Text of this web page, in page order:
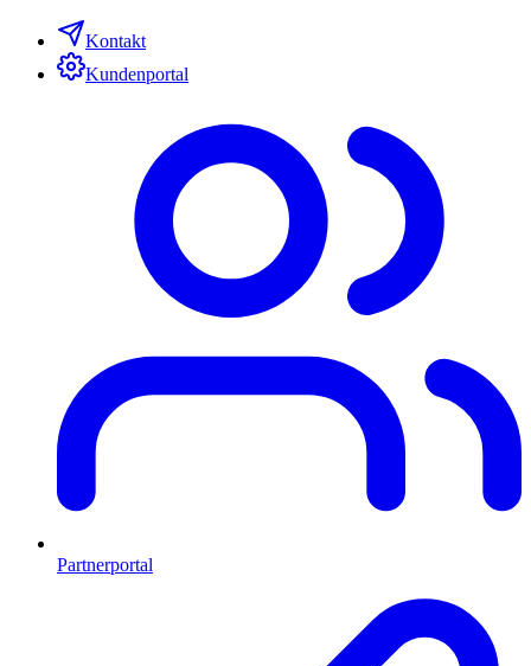
Kontakt
Kundenportal
Partnerportal